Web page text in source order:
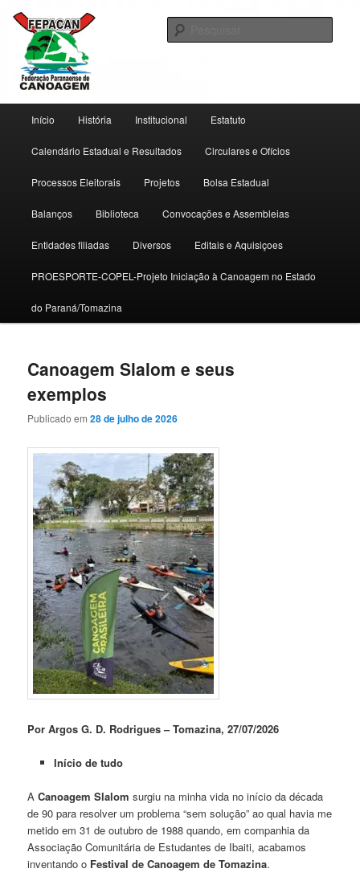
Pular
para
conteúdo
principal
Pular
para
conteúdo
secundário
Fepacan
principal
Início História Institucional Estatuto
Calendário Estadual e Resultados Circulares e Ofícios
Processos Eleitorais Projetos Bolsa Estadual
Balanços Biblioteca Convocações e Assembleias
Entidades filiadas Diversos Editais e Aquisiçoes
PROESPORTE-COPEL-Projeto Iniciação à Canoagem no Estado
do Paraná/Tomazina
Canoagem Slalom e seus
exemplos
Publicado em28 de julho de 2026
Por Argos G. D. Rodrigues – Tomazina, 27/07/2026
Início de tudo
ACanoagem Slalom surgiu na minha vida no início da década
de 90 para resolver um problema “sem solução” ao qual havia me
metido em 31 de outubro de 1988 quando, em companhia da
Associação Comunitária de Estudantes de Ibaiti, acabamos
inventando o Festival de Canoagem de Tomazina.